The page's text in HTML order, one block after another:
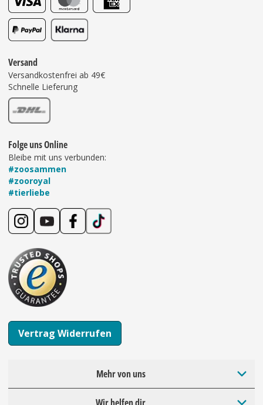
Versand
Versandkostenfrei ab 49€
Schnelle Lieferung
Folge uns Online
Bleibe mit uns verbunden:
#zoosammen
#zooroyal
#tierliebe
Vertrag Widerrufen
Mehr von uns
Wir helfen dir